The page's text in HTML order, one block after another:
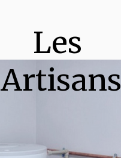
Les
Artisans